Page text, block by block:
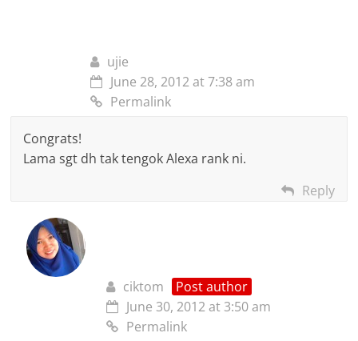
ujie
June 28, 2012 at 7:38 am
Permalink
Congrats!
Lama sgt dh tak tengok Alexa rank ni.
Reply
ciktom
Post author
June 30, 2012 at 3:50 am
Permalink